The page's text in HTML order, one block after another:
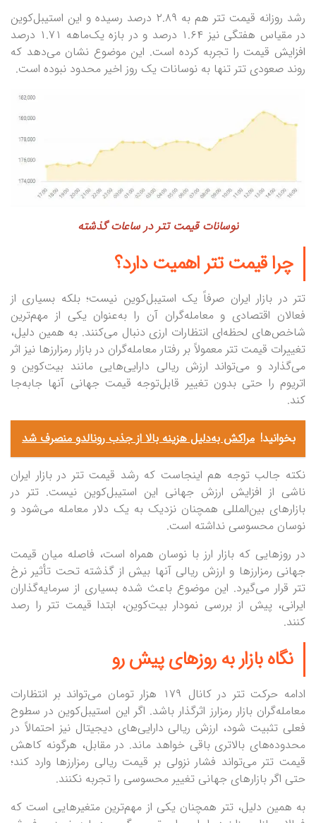
رشد روزانه قیمت تتر هم به ۲.۸۹ درصد رسیده و این استیبل‌کوین
در مقیاس هفتگی نیز ۱.۶۴ درصد و در بازه یک‌ماهه ۱.۷۱ درصد
افزایش قیمت را تجربه کرده است. این موضوع نشان می‌دهد که
روند صعودی تتر تنها به نوسانات یک روز اخیر محدود نبوده است.
نوسانات قیمت تتر در ساعات گذشته
چرا قیمت تتر اهمیت دارد؟
تتر در بازار ایران صرفاً یک استیبل‌کوین نیست؛ بلکه بسیاری از
فعالان اقتصادی و معامله‌گران آن را به‌عنوان یکی از مهم‌ترین
شاخص‌های لحظه‌ای انتظارات ارزی دنبال می‌کنند. به همین دلیل،
تغییرات قیمت تتر معمولاً بر رفتار معامله‌گران در بازار رمزارز‌ها نیز اثر
می‌گذارد و می‌تواند ارزش ریالی دارایی‌هایی مانند بیت‌کوین و
اتریوم را حتی بدون تغییر قابل‌توجه قیمت جهانی آنها جابه‌جا
کند.
بخوانید! مراکش به‌دلیل هزینه بالا از جذب رونالدو منصرف شد
نکته جالب توجه هم اینجاست که رشد قیمت تتر در بازار ایران
ناشی از افزایش ارزش جهانی این استیبل‌کوین نیست. تتر در
بازارهای بین‌المللی همچنان نزدیک به یک دلار معامله می‌شود و
نوسان محسوسی نداشته است.
در روز‌هایی که بازار ارز با نوسان همراه است، فاصله میان قیمت
جهانی رمزارز‌ها و ارزش ریالی آنها بیش از گذشته تحت تأثیر نرخ
تتر قرار می‌گیرد. این موضوع باعث شده بسیاری از سرمایه‌گذاران
ایرانی، پیش از بررسی نمودار بیت‌کوین، ابتدا قیمت تتر را رصد
کنند.
نگاه بازار به روز‌های پیش رو
ادامه حرکت تتر در کانال ۱۷۹ هزار تومان می‌تواند بر انتظارات
معامله‌گران بازار رمزارز اثرگذار باشد. اگر این استیبل‌کوین در سطوح
فعلی تثبیت شود، ارزش ریالی دارایی‌های دیجیتال نیز احتمالاً در
محدوده‌های بالاتری باقی خواهد ماند. در مقابل، هرگونه کاهش
قیمت تتر می‌تواند فشار نزولی بر قیمت ریالی رمزارز‌ها وارد کند؛
حتی اگر بازار‌های جهانی تغییر محسوسی را تجربه نکنند.
به همین دلیل، تتر همچنان یکی از مهم‌ترین متغیر‌هایی است که